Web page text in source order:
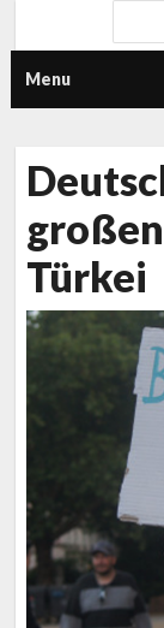
Menu
Türkei